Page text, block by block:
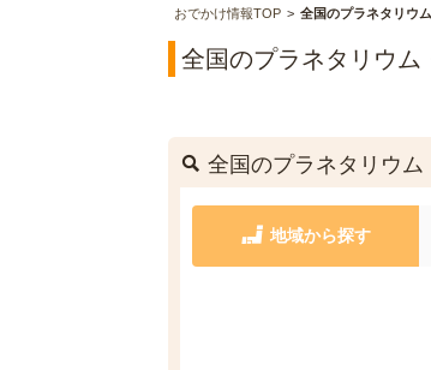
おでかけ情報TOP 全国のプラネタリウ
全国のプラネタリウム
全国のプラネタリウ
地域から探す